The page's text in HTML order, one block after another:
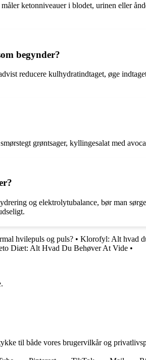
ketonniveauer i blodet, urinen eller
begynder?
reducere kulhydratindtaget, øge
grøntsager, kyllingesalat med
og elektrolytubalance, bør man
hvilepuls og puls? • Klorofyl: Alt hvad
Diæt: Alt Hvad Du Behøver At Vide •
til både vores brugervilkår og